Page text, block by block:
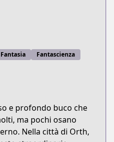
Fantasia Fantascienza
e profondo buco che
ma pochi osano
Nella città di Orth,